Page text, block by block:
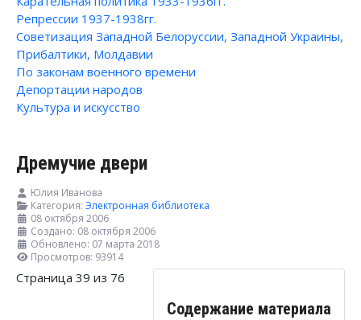
Репрессии 1937-1938гг.
Советизация Западной Белоруссии, Западной Украины,
Прибалтики, Молдавии
По законам военного времени
Депортации народов
Культура и искусство
Дремучие двери
Юлия Иванова
Категория: Электронная библиотека
08 октября 2006
Создано: 08 октября 2006
Обновлено: 07 марта 2018
Просмотров: 93914
Содержание материала
Страница 39 из 76